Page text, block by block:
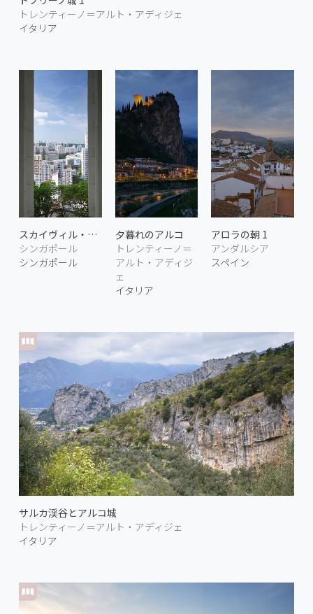
トレンティーノ＝アルト・アディジェ
イタリア
スカイヴィル・アット・ドーソン 1
シンガポール
シンガポール
夕暮れのアルコ
トレンティーノ＝
アルト・アディジ
ェ
イタリア
サルカ渓谷とアルコ城
トレンティーノ＝アルト・アディジェ
イタリア
アロラの朝 1
アンダルシア
スペイン